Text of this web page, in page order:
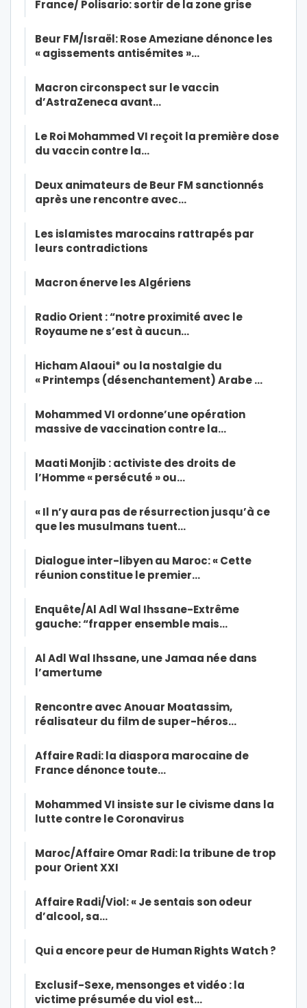
France/ Polisario: sortir de la zone grise
Beur FM/Israël: Rose Ameziane dénonce les
« agissements antisémites »…
Macron circonspect sur le vaccin
d’AstraZeneca avant…
Le Roi Mohammed VI reçoit la première dose
du vaccin contre la…
Deux animateurs de Beur FM sanctionnés
après une rencontre avec…
Les islamistes marocains rattrapés par
leurs contradictions
Macron énerve les Algériens
Radio Orient : “notre proximité avec le
Royaume ne s’est à aucun…
Hicham Alaoui* ou la nostalgie du
« Printemps (désenchantement) Arabe …
Mohammed VI ordonne’une opération
massive de vaccination contre la…
Maati Monjib : activiste des droits de
l’Homme « persécuté » ou…
« Il n’y aura pas de résurrection jusqu’à ce
que les musulmans tuent…
Dialogue inter-libyen au Maroc: « Cette
réunion constitue le premier…
Enquête/Al Adl Wal Ihssane-Extrême
gauche: “frapper ensemble mais…
Al Adl Wal Ihssane, une Jamaa née dans
l’amertume
Rencontre avec Anouar Moatassim,
réalisateur du film de super-héros…
Affaire Radi: la diaspora marocaine de
France dénonce toute…
Mohammed VI insiste sur le civisme dans la
lutte contre le Coronavirus
Maroc/Affaire Omar Radi: la tribune de trop
pour Orient XXI
Affaire Radi/Viol: « Je sentais son odeur
d’alcool, sa…
Qui a encore peur de Human Rights Watch ?
Exclusif-Sexe, mensonges et vidéo : la
victime présumée du viol est…